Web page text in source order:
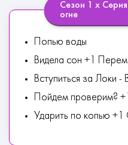
Сезон 1 х
огне
Попью воды
Видела сон +1
Вступиться за Локи -
Пойдем проверим?
Ударить по копью +1